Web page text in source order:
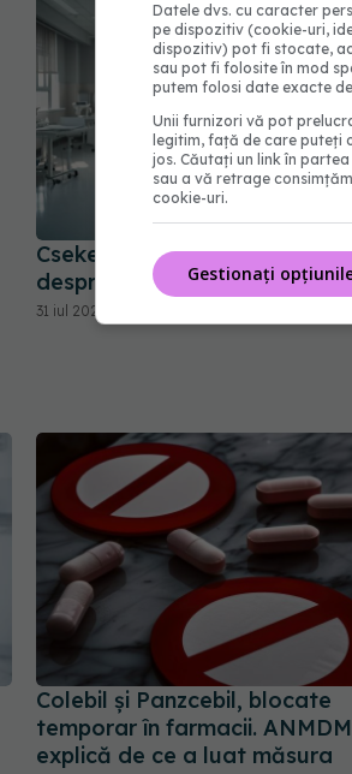
Cseke Attila, anunț de ultimă
despre spitalele din țară
31 iul 2026, 10:31
Colebil și Panzcebil, blocate
temporar în farmacii.
explică de ce a luat măsura
Datele dvs. cu caracter
pe dispozitiv (cookie-uri,
dispozitiv) pot fi stocate,
sau pot fi folosite în mod
putem folosi date exacte
Unii furnizori vă pot
legitim, față de care puteți
jos. Căutați un link în
sau a vă retrage
cookie-uri.
Gestionați